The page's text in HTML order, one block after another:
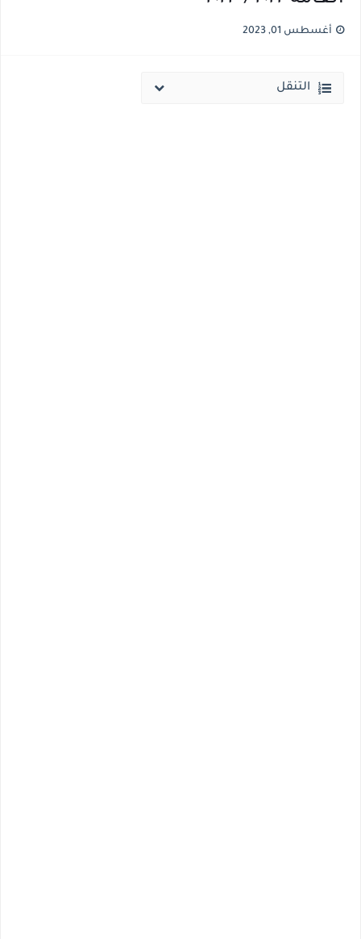
انخفاض الحد الادني بكليات القمة والمرحلة الاولي للتنسيق يوم الاثنين القادم ..بداية تظلمات الثانوية العامة الكترونيا لمدة 15 يوم بداية من غدا أغسطس 01, 2023
التنقل